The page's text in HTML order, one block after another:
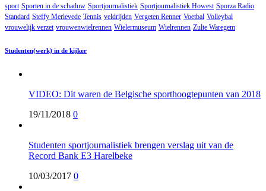
sport Sporten in de schaduw Sportjournalistiek Sportjournalistiek Howest Sporza Radio
Standard Steffy Merlevede Tennis veldrijden Vergeten Renner Voetbal Volleybal
vrouwelijk verzet vrouwenwielrennen Wielermuseum Wielrennen Zulte Waregem
Studenten(werk) in de kijker
VIDEO: Dit waren de Belgische sporthoogtepunten van 2018
19/11/2018 0
Studenten sportjournalistiek brengen verslag uit van de
Record Bank E3 Harelbeke
10/03/2017 0